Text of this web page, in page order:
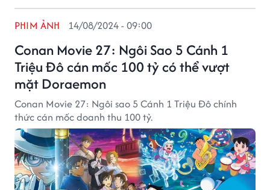
Conan Movie 27: Ngôi Sao 5 Cánh 1
Triệu Đô cán mốc 100 tỷ có thể vượt
mặt Doraemon
PHIM ẢNH 14/08/2024 - 09:00
Conan Movie 27: Ngôi sao 5 Cánh 1 Triệu Đô chính
thức cán mốc doanh thu 100 tỷ.